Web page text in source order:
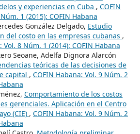
y experiencias en Cuba , COFIN
1 (2015): COFIN Habana
González Delgado, Estudio
del costo en las empresas cubanas ,
Vol. 8 Núm. 1 (2014): COFIN Habana
Seoane, Adelfa Dignora Alarcón
teóricas de las decisiones de
capital , COFIN Habana: Vol. 9 Núm. 2
Comportamiento de los costos
gerenciales. Aplicación en el Centro
(CIE) , COFIN Habana: Vol. 9 Núm. 2